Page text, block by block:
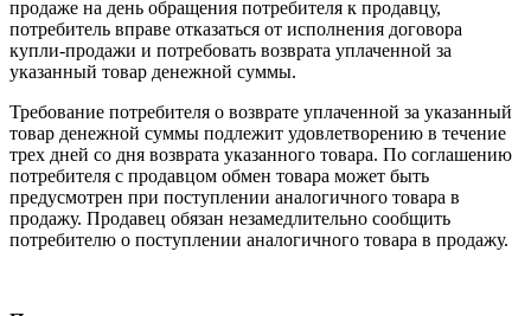
продаже на день обращения потребителя к продавцу,
потребитель вправе отказаться от исполнения договора
купли-продажи и потребовать возврата уплаченной за
указанный товар денежной суммы.
Требование потребителя о возврате уплаченной за указанный
товар денежной суммы подлежит удовлетворению в течение
трех дней со дня возврата указанного товара. По соглашению
потребителя с продавцом обмен товара может быть
предусмотрен при поступлении аналогичного товара в
продажу. Продавец обязан незамедлительно сообщить
потребителю о поступлении аналогичного товара в продажу.